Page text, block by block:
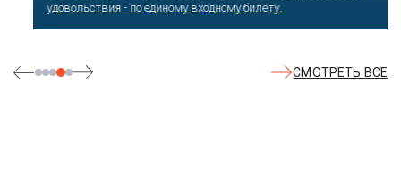
удовольствия - по единому входному билету.
СМОТРЕТЬ ВСЕ